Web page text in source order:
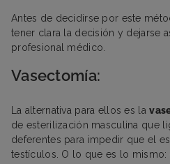
Antes de decidirse por este
tener clara la decisión y dejarse
profesional médico.
Vasectomía:
La alternativa para ellos es la
de esterilización masculina que
deferentes para impedir que el
testículos. O lo que es lo